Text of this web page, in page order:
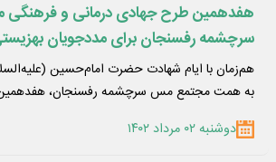
هفدهمین طرح جهادی درمانی و
سرچشمه رفسنجان برای مددجویان
هم‌زمان با ایام شهادت حضرت امام‌حسین
به‌ همت مجتمع مس سرچشمه رفسنجان،
دوشنبه ۰۲ مرداد ۱۴۰۲